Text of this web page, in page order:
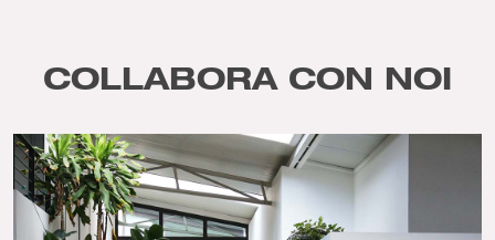
COLLABORA CON NOI